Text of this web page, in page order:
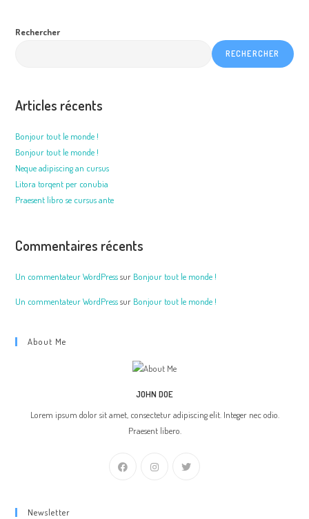
Rechercher
RECHERCHER
Articles récents
Bonjour tout le monde !
Bonjour tout le monde !
Neque adipiscing an cursus
Litora torqent per conubia
Praesent libro se cursus ante
Commentaires récents
Un commentateur WordPresssur Bonjour tout le monde !
Un commentateur WordPresssur Bonjour tout le monde !
About Me
JOHN DOE
Lorem ipsum dolor sit amet, consectetur adipiscing elit. Integer nec odio.
Praesent libero.
Newsletter